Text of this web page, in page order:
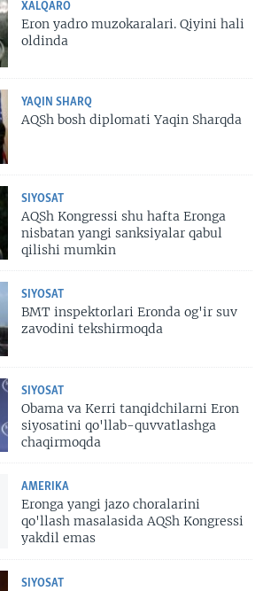
XALQARO
Eron yadro muzokaralari. Qiyini hali
oldinda
YAQIN SHARQ
AQSh bosh diplomati Yaqin Sharqda
SIYOSAT
AQSh Kongressi shu hafta Eronga
nisbatan yangi sanksiyalar qabul
qilishi mumkin
SIYOSAT
BMT inspektorlari Eronda og'ir suv
zavodini tekshirmoqda
SIYOSAT
Obama va Kerri tanqidchilarni Eron
siyosatini qo'llab-quvvatlashga
chaqirmoqda
AMERIKA
Eronga yangi jazo choralarini
qo'llash masalasida AQSh Kongressi
yakdil emas
SIYOSAT